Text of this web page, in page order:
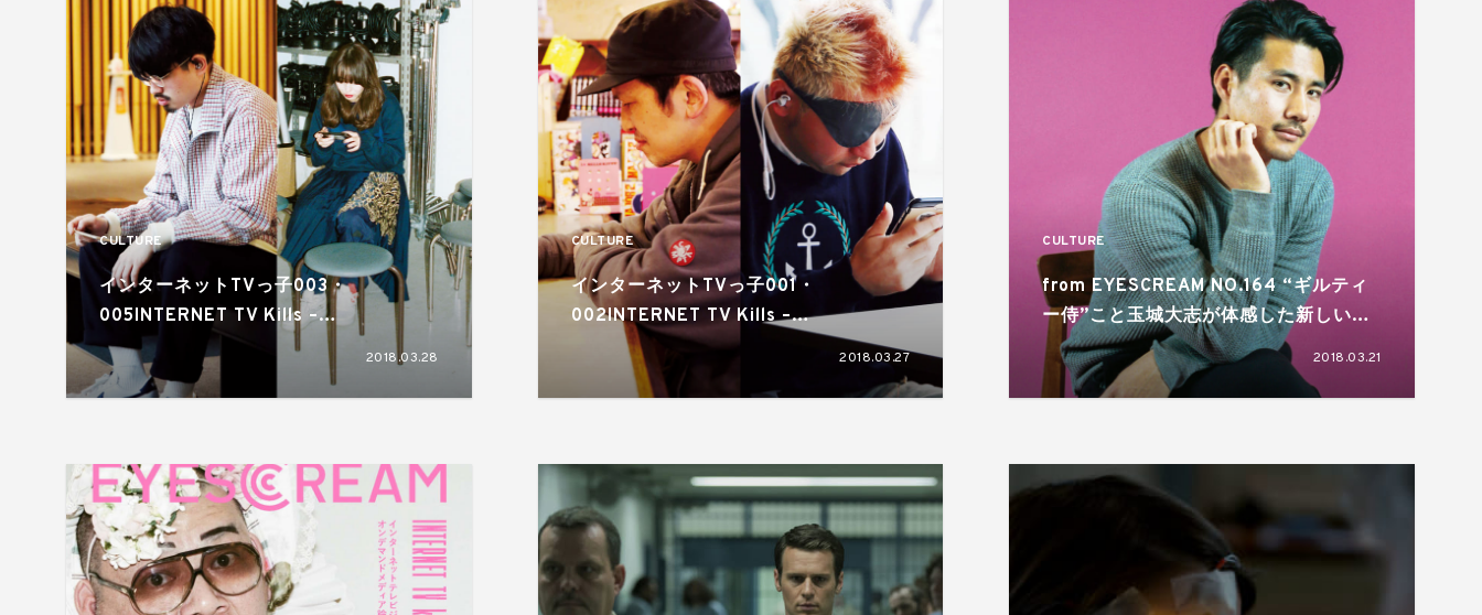
CULTURE
インターネットTVっ子003・
005INTERNET TV Kills –
BROADCASTING STAR! from
EYESCREAM NO.164
2018.03.28
CULTURE
インターネットTVっ子001・
002INTERNET TV Kills –
BROADCASTING STAR! from
EYESCREAM NO.164
2018.03.27
CULTURE
from EYESCREAM NO.164 “ギルティ
ー侍”こと玉城大志が体感した新しいメ
ディアとはINTERNET TV Kills –
BROADCASTING STAR! “The Actor ”
2018.03.21